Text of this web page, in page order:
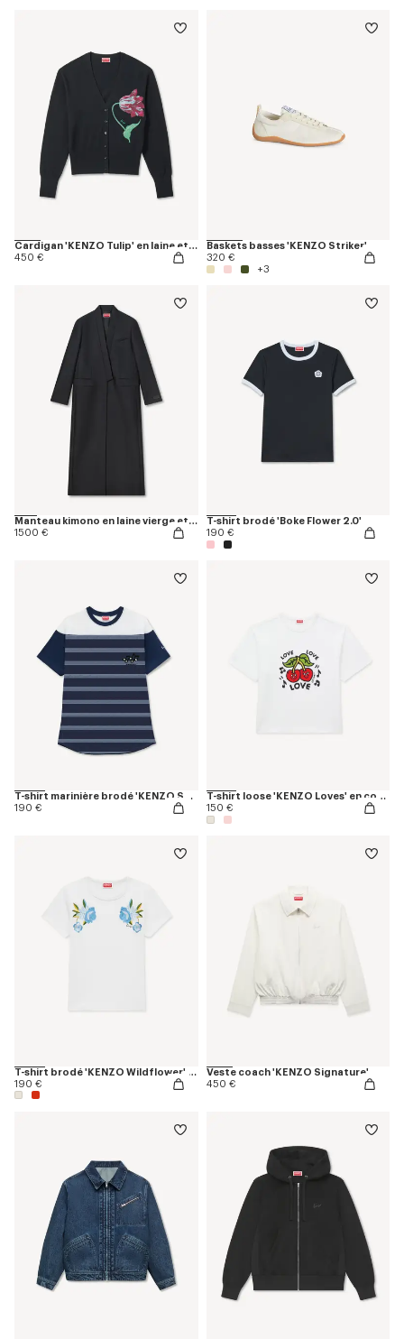
Cardigan 'KENZO Tulip' en laine et coton
450 €
Baskets basses 'KENZO Striker'
320 €
+3
Manteau kimono en laine vierge et soie
1500 €
T-shirt brodé 'Boke Flower 2.0'
190 €
T-shirt marinière brodé 'KENZO Sounds' en coton
190 €
T-shirt loose 'KENZO Loves' en coton
150 €
T-shirt brodé 'KENZO Wildflower' en coton
190 €
Veste coach 'KENZO Signature'
450 €